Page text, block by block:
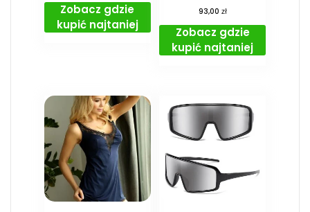
Zobacz gdzie
kupić najtaniej
93,00 zł
Zobacz gdzie
kupić najtaniej